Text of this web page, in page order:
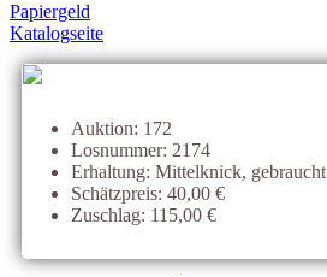
Papiergeld
Katalogseite
Auktion: 172
Losnummer: 2174
Erhaltung: Mittelknick, gebraucht
Schätzpreis: 40,00 €
Zuschlag: 115,00 €